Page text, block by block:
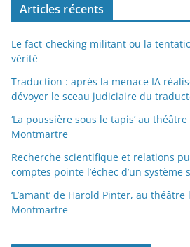
Articles récents
Le fact-checking militant ou la
vérité
Traduction : après la menace IA
dévoyer le sceau judiciaire du
‘La poussière sous le tapis’ au
Montmartre
Recherche scientifique et relations
comptes pointe l’échec d’un système
‘L’amant’ de Harold Pinter, au
Montmartre